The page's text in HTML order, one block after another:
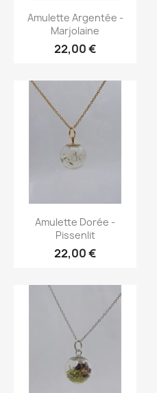
Aperçu rapide
Amulette Argentée -
Marjolaine
22,00 €
Aperçu rapide
Amulette Dorée -
Pissenlit
22,00 €